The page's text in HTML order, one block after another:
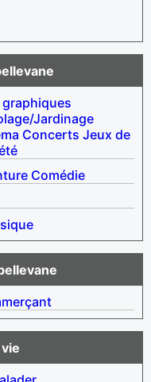
Jardinage
Concerts Jeux de
Comédie